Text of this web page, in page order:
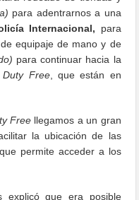
para adentrarnos a una
Internacional, para
equipaje de mano y de
para continuar hacia la
Duty Free, que están en
Freellegamos a un gran
la ubicación de las
permite acceder a los
explicó que era posible